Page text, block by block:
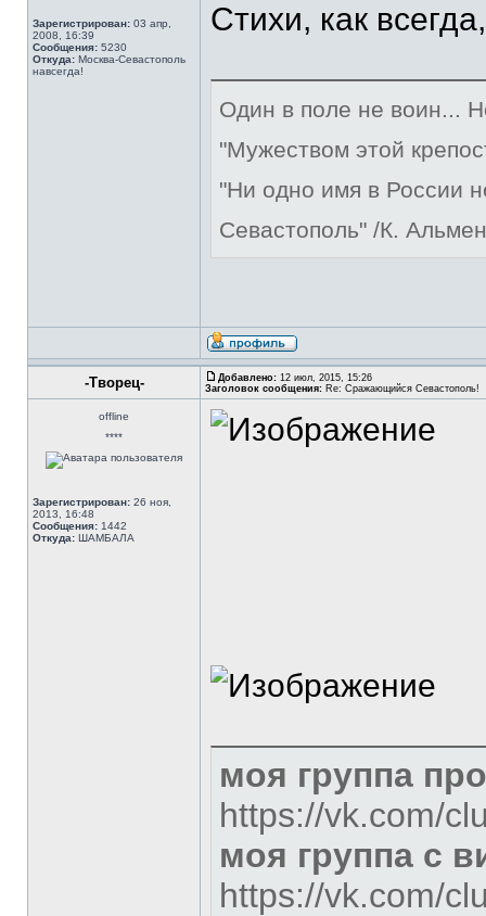
Зарегистрирован: 03 апр,
2008, 16:39
Сообщения: 5230
Откуда: Москва-Севастополь
навсегда!
Стихи, как
Один в поле не воин...
"Мужеством этой
"Ни одно имя в России
Севастополь" /К.
-Творец- Добавлено: 12 июл, 2015, 15:26
Заголовок сообщения: Re: Сражающийся Севастополь!
offline
****
Зарегистрирован: 26 ноя,
2013, 16:48
Сообщения: 1442
Откуда: ШАМБАЛА
моя группа
https://vk.com/
моя группа с
https://vk.com/